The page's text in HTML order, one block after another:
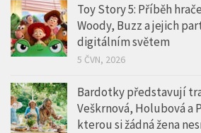
Toy Story 5: Příběh
Woody, Buzz a jejich
digitálním světem
5 ČVN, 2026
Bardotky představují
Veškrnová, Holubová a
kterou si žádná žena